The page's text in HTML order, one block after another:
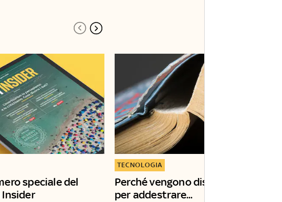
speciale del
Insider
Perché vengono distrutti i libri
per addestrare...
TECNOLOGIA